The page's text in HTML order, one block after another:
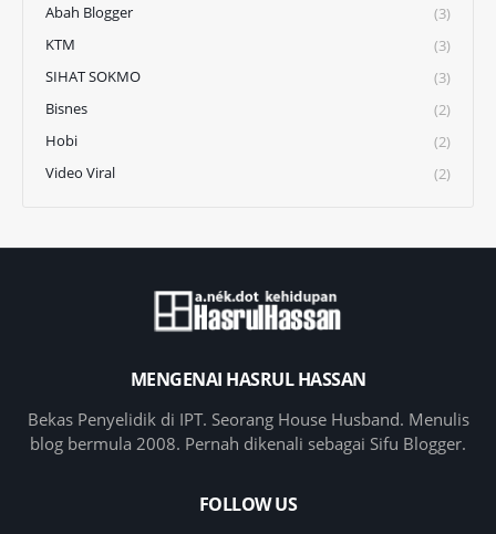
Abah Blogger
(3)
KTM
(3)
SIHAT SOKMO
(3)
Bisnes
(2)
Hobi
(2)
Video Viral
(2)
MENGENAI HASRUL HASSAN
Bekas Penyelidik di IPT. Seorang House Husband. Menulis
blog bermula 2008. Pernah dikenali sebagai Sifu Blogger.
FOLLOW US